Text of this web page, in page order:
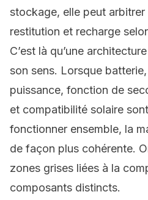
stockage, elle peut
restitution et recharge
C’est là qu’une
son sens. Lorsque
puissance, fonction de
et compatibilité solaire
fonctionner ensemble, la
de façon plus cohérente.
zones grises liées à la
composants distincts.